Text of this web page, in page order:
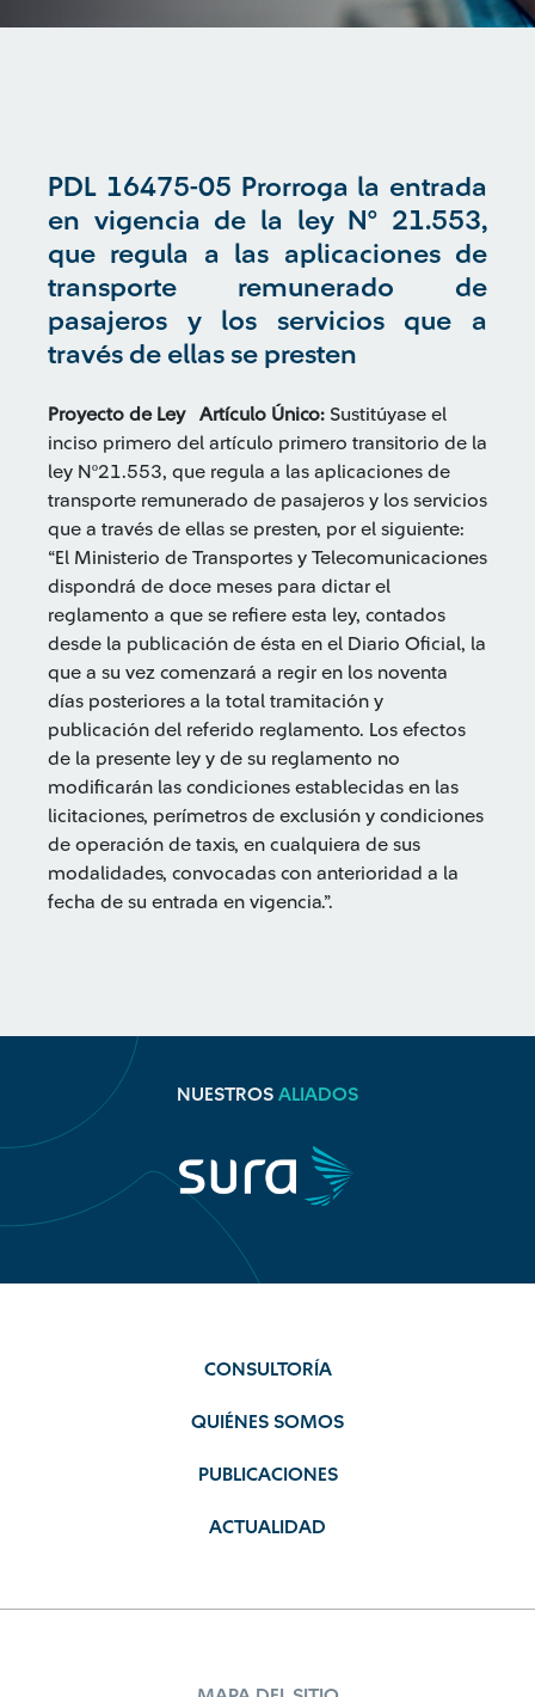
PDL 16475-05 Prorroga la entrada
en vigencia de la ley N° 21.553,
que regula a las aplicaciones de
transporte remunerado de
pasajeros y los servicios que a
través de ellas se presten
Proyecto de Ley Artículo Único: Sustitúyase el
inciso primero del artículo primero transitorio de la
ley Nº21.553, que regula a las aplicaciones de
transporte remunerado de pasajeros y los servicios
que a través de ellas se presten, por el siguiente:
“El Ministerio de Transportes y Telecomunicaciones
dispondrá de doce meses para dictar el
reglamento a que se refiere esta ley, contados
desde la publicación de ésta en el Diario Oficial, la
que a su vez comenzará a regir en los noventa
días posteriores a la total tramitación y
publicación del referido reglamento. Los efectos
de la presente ley y de su reglamento no
modificarán las condiciones establecidas en las
licitaciones, perímetros de exclusión y condiciones
de operación de taxis, en cualquiera de sus
modalidades, convocadas con anterioridad a la
fecha de su entrada en vigencia.”.
NUESTROS ALIADOS
CONSULTORÍA
QUIÉNES SOMOS
PUBLICACIONES
ACTUALIDAD